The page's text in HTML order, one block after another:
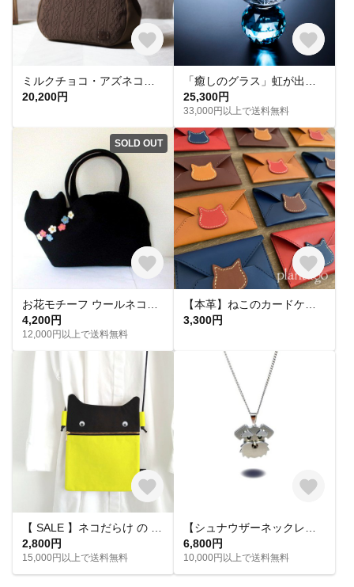
20,200円
25,300円
33,000円以上で送料無料
SOLD OUT
4,200円
12,000円以上で送料無料
3,300円
2,800円
15,000円以上で送料無料
6,800円
10,000円以上で送料無料